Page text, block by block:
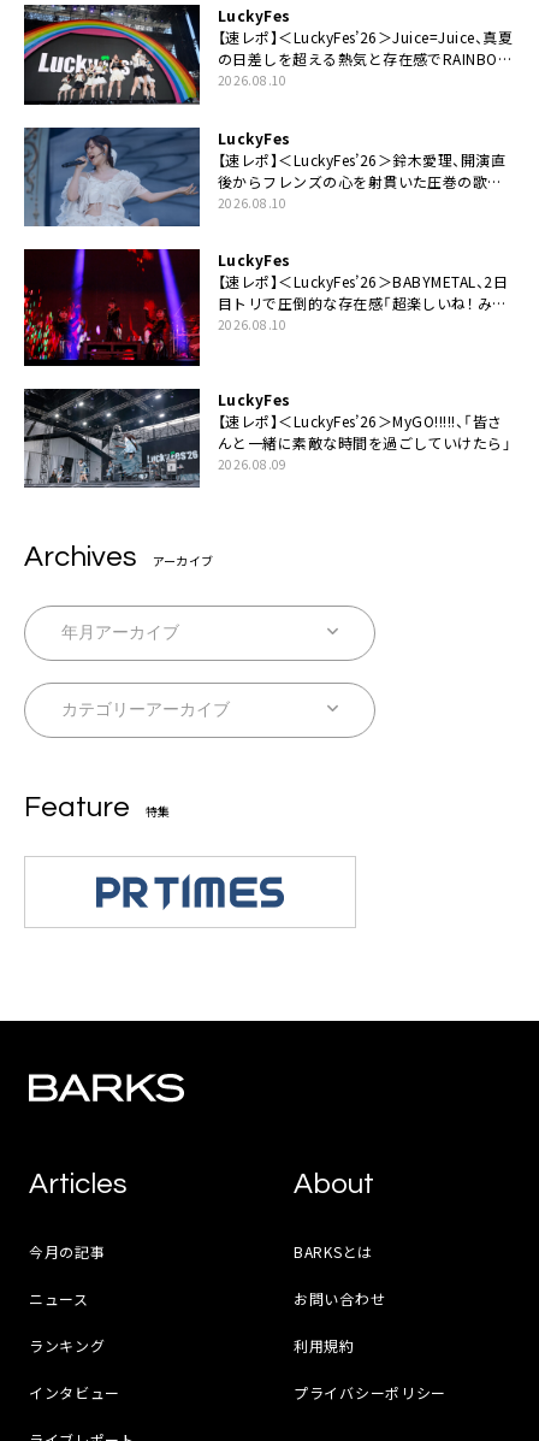
LuckyFes
【速レポ】＜LuckyFes’26＞Juice=Juice、真夏
の日差しを超える熱気と存在感でRAINBOW
STAGE席巻
2026.08.10
LuckyFes
【速レポ】＜LuckyFes’26＞鈴木愛理、開演直
後からフレンズの心を射貫いた圧巻の歌
声。“最強の相方”の登場も「みなさんしっか
2026.08.10
LuckyFes
【速レポ】＜LuckyFes’26＞BABYMETAL、2日
目トリで圧倒的な存在感「超楽しいね！ みん
なありがとう！」
2026.08.10
LuckyFes
【速レポ】＜LuckyFes’26＞MyGO!!!!!、「皆さ
んと一緒に素敵な時間を過ごしていけたら」
2026.08.09
Archives アーカイブ
Feature 特集
Articles
今月の記事
ニュース
ランキング
インタビュー
About
BARKSとは
お問い合わせ
利用規約
プライバシーポリシー